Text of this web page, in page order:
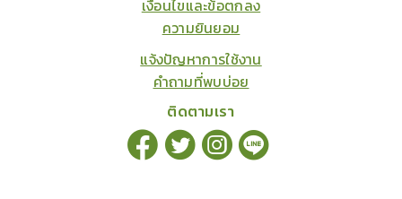
เงื่อนไขและข้อตกลง
ความยินยอม
แจ้งปัญหาการใช้งาน
คำถามที่พบบ่อย
ติดตามเรา